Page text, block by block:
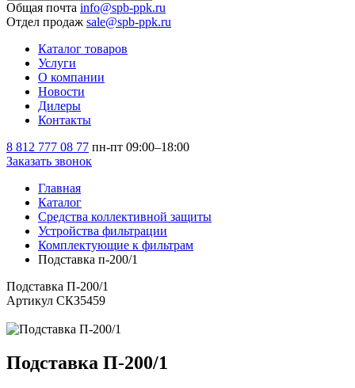
Общая почта info@spb-ppk.ru
Отдел продаж sale@spb-ppk.ru
Каталог товаров
Услуги
О компании
Новости
Дилеры
Контакты
8 812 777 08 77 пн-пт 09:00–18:00
Заказать звонок
Главная
Каталог
Средства коллективной защиты
Устройства фильтрации
Комплектующие к фильтрам
Подставка п-200/1
Подставка П-200/1
Артикул СКЗ5459
Подставка П-200/1